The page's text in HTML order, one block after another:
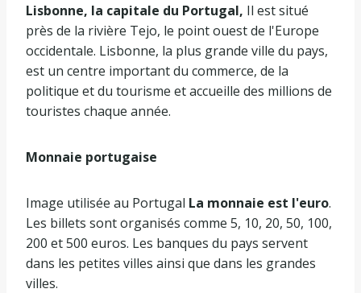
Lisbonne, la capitale du Portugal, Il est situé
près de la rivière Tejo, le point ouest de l'Europe
occidentale. Lisbonne, la plus grande ville du pays,
est un centre important du commerce, de la
politique et du tourisme et accueille des millions de
touristes chaque année.
Monnaie portugaise
Image utilisée au Portugal La monnaie est l'euro.
Les billets sont organisés comme 5, 10, 20, 50, 100,
200 et 500 euros. Les banques du pays servent
dans les petites villes ainsi que dans les grandes
villes.